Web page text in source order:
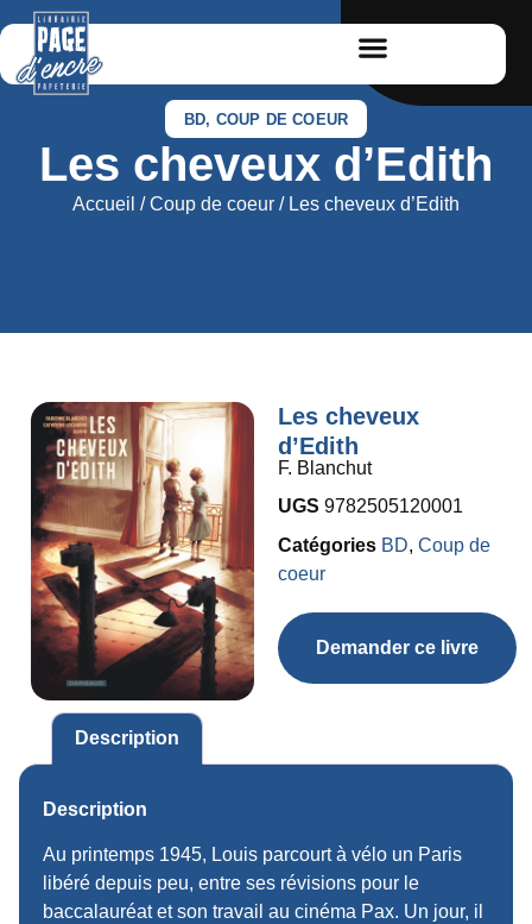
BD, COUP DE COEUR
Les cheveux d’Edith
Accueil /Coup de coeur / Les cheveux d’Edith
Les cheveux
d’Edith
F. Blanchut
UGS 9782505120001
Catégories BD, Coup de
coeur
Demander ce livre
Description
Description
Au printemps 1945, Louis parcourt à vélo un Paris
libéré depuis peu, entre ses révisions pour le
baccalauréat et son travail au cinéma Pax. Un jour, il